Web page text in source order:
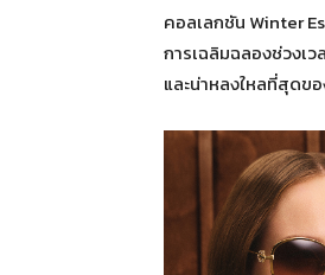
คอลเลกชัน Winter
การเฉลิมฉลองช่วงเ
และน่าหลงใหลที่สุดข